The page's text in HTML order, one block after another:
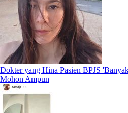
Dokter yang Hina Pasien BPJS
Mohon Ampun